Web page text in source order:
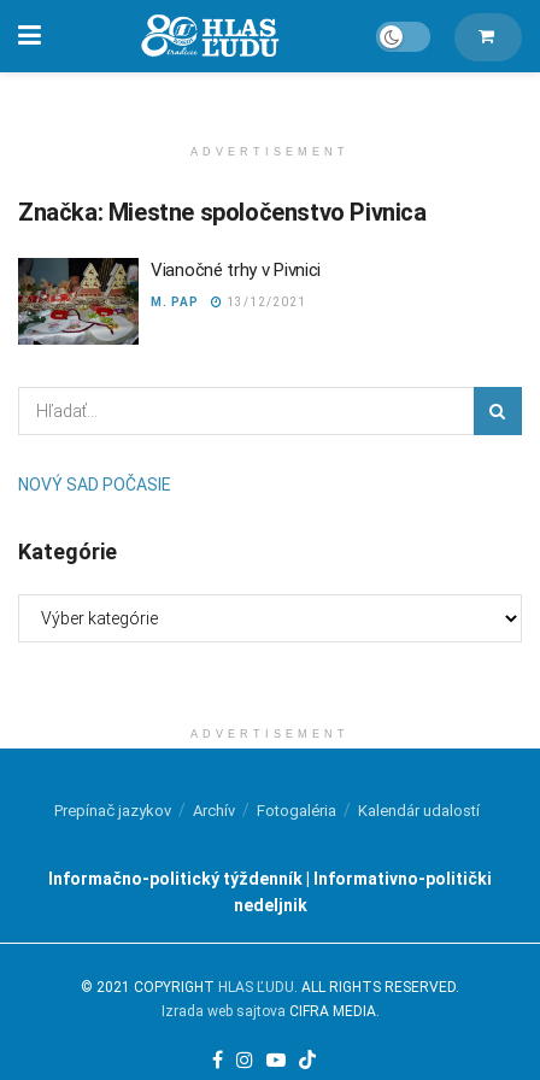
ADVERTISEMENT
Značka: Miestne spoločenstvo Pivnica
Vianočné trhy v Pivnici
M. PAP 13/12/2021
NOVÝ SAD POČASIE
Kategórie
ADVERTISEMENT
Prepínač jazykov Archív Fotogaléria Kalendár udalostí
Informačno-politický týždenník | Informativno-politički
nedeljnik
© 2021 COPYRIGHT HLAS ĽUDU . ALL RIGHTS RESERVED.
Izrada web sajtova CIFRA MEDIA.